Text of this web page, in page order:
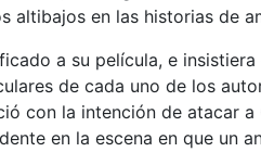
altibajos en las historias de
a su película, e
de cada uno de los
con la intención de atacar a
en la escena en que un